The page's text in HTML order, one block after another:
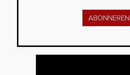
ABONNEREN